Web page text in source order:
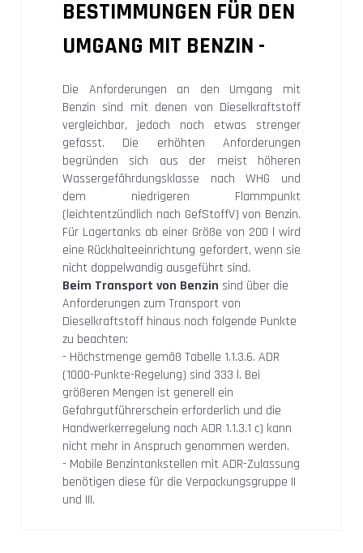
BESTIMMUNGEN FÜR DEN
UMGANG MIT BENZIN -
Die Anforderungen an den Umgang mit
Benzin sind mit denen von Dieselkraftstoff
vergleichbar, jedoch noch etwas strenger
gefasst. Die erhöhten Anforderungen
begründen sich aus der meist höheren
Wassergefährdungsklasse nach WHG und
dem niedrigeren Flammpunkt
(leichtentzündlich nach GefStoffV) von Benzin.
Für Lagertanks ab einer Größe von 200 l wird
eine Rückhalteeinrichtung gefordert, wenn sie
nicht doppelwandig ausgeführt sind.
Beim Transport von Benzin sind über die
Anforderungen zum Transport von
Dieselkraftstoff hinaus noch folgende Punkte
zu beachten:
- Höchstmenge gemäß Tabelle 1.1.3.6. ADR
(1000-Punkte-Regelung) sind 333 l. Bei
größeren Mengen ist generell ein
Gefahrgutführerschein erforderlich und die
Handwerkerregelung nach ADR 1.1.3.1 c) kann
nicht mehr in Anspruch genommen werden.
- Mobile Benzintankstellen mit ADR-Zulassung
benötigen diese für die Verpackungsgruppe II
und III.